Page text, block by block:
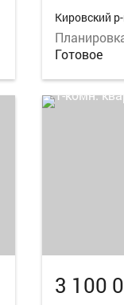
Кировский
Готовое
3 100